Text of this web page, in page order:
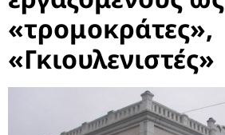
«τρομοκράτες»,
«Γκιουλενιστές»